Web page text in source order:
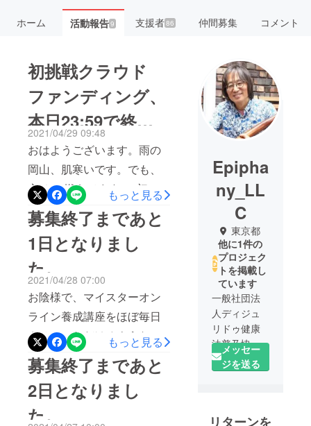
ホーム 活動報告9 支援者86 仲間募集 コメント
初挑戦クラウド
ファンディング、
本日23:59で終了
です！
2021/04/29 09:48
おはようございます。雨の
岡山、肌寒いです。でも、
心は… 燃えてます^_^初挑
戦のクラウドファンディン
グ、本日23時59分で終了し
ます。早々と目標額をクリ
アさせていただき、ネクス
トゴールに挑戦できている
のも、たくさんのご支援を
いただいた皆様のおかげで
す！本当にありがとうござ
いますm(__)m最終目標ま
で、あと少し！最後まで更
なるご支援を、よろしくお
願いします！
もっと見る
募集終了まであと
1日となりまし
た。
2021/04/28 07:00
お陰様で、マイスターオン
ライン養成講座をほぼ毎日
させていただけるような忙
しい毎日となりました。本
当にありがたいことです！
かつて、ほぼ一人でコツコ
ツとやっていた頃の一年分
もっと見る
募集終了まであと
2日となりまし
た。
Epipha
ny_LL
C
東京都
他に1件の
プロジェク
トを掲載し
ています
一般社団法
人ディジュ
リドゥ健康
法普及協会
代表理事Ｔ
ｏｓｈｉ小
ドゥ・ネイ
メッセー
ジを送る
リターンを